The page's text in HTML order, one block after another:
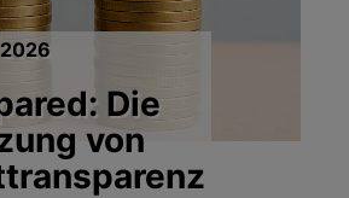
Die
von